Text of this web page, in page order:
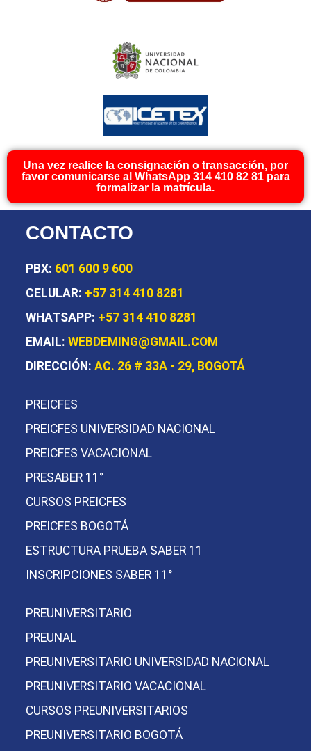
Una vez realice la consignación o transacción, por
favor comunicarse al WhatsApp 314 410 82 81 para
formalizar la matrícula.
CONTACTO
PBX: 601 600 9 600
CELULAR: +57 314 410 8281
WHATSAPP: +57 314 410 8281
EMAIL: WEBDEMING@GMAIL.COM
DIRECCIÓN: AC. 26 # 33A - 29, BOGOTÁ
PREICFES
PREICFES UNIVERSIDAD NACIONAL
PREICFES VACACIONAL
PRESABER 11°
CURSOS PREICFES
PREICFES BOGOTÁ
ESTRUCTURA PRUEBA SABER 11
INSCRIPCIONES SABER 11°
PREUNIVERSITARIO
PREUNAL
PREUNIVERSITARIO UNIVERSIDAD NACIONAL
PREUNIVERSITARIO VACACIONAL
CURSOS PREUNIVERSITARIOS
PREUNIVERSITARIO BOGOTÁ